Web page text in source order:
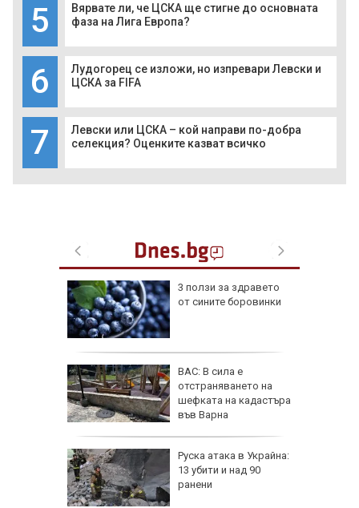
5
Вярвате ли, че ЦСКА ще стигне до основната
фаза на Лига Европа?
6
Лудогорец се изложи, но изпревари Левски и
ЦСКА за FIFA
7
Левски или ЦСКА – кой направи по-добра
селекция? Оценките казват всичко
3 ползи за здравето
от сините боровинки
ВАС: В сила е
отстраняването на
шефката на кадастъра
във Варна
Руска атака в Украйна:
13 убити и над 90
ранени